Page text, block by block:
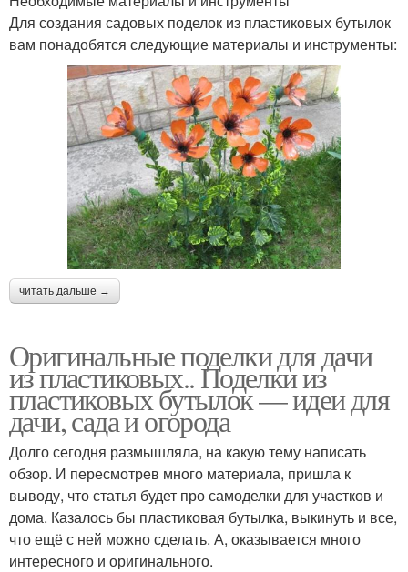
Для создания садовых поделок из пластиковых бутылок
вам понадобятся следующие материалы и инструменты:
читать дальше →
Оригинальные поделки для дачи
из пластиковых.. Поделки из
пластиковых бутылок — идеи для
дачи, сада и огорода
Долго сегодня размышляла, на какую тему написать
обзор. И пересмотрев много материала, пришла к
выводу, что статья будет про самоделки для участков и
дома. Казалось бы пластиковая бутылка, выкинуть и все,
что ещё с ней можно сделать. А, оказывается много
интересного и оригинального.